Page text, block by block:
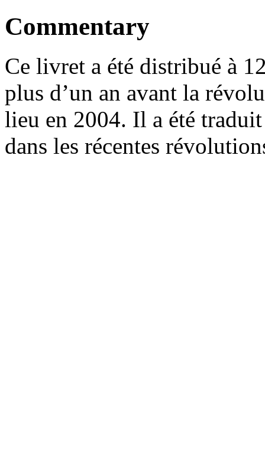
Commentary
Ce livret a été distribué à
plus d’un an avant la
lieu en 2004. Il a été
dans les récentes